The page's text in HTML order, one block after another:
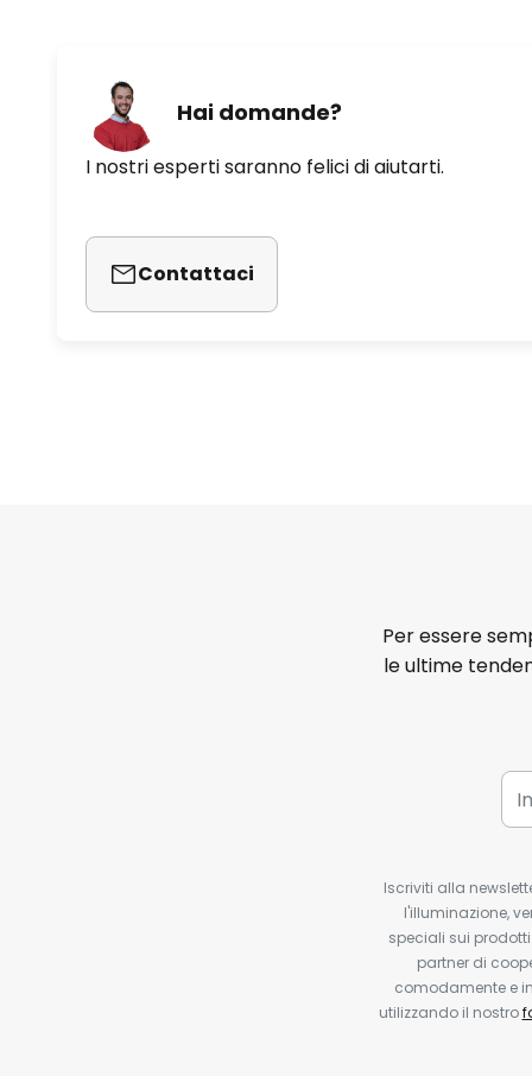
Hai domande?
I nostri esperti saranno felici di aiutarti.
Contattaci
Per essere
le ultime
Iscriviti alla
l'illuminazione,
speciali sui
partner di
comodamente e
utilizzando il nostro